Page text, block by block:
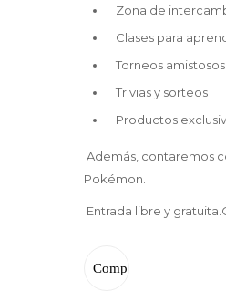
Zona de
Clases para
Torneos
Trivias y sorteos
Productos
Además, contaremos
Pokémon.
Entrada libre y